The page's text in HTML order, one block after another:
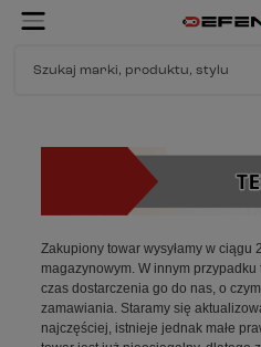
Zakupiony towar wysyłamy w ciągu
magazynowym. W innym przypadku
czas dostarczenia go do nas, o
zamawiania. Staramy się
najczęściej, istnieje jednak małe